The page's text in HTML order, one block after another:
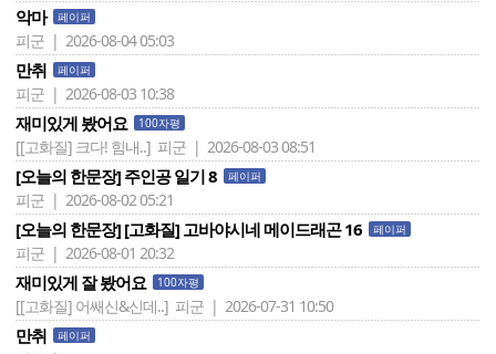
악마 페이퍼
피군 | 2026-08-04 05:03
만취 페이퍼
피군 | 2026-08-03 10:38
재미있게 봤어요 100자평
[[고화질] 크다! 힘내..] 피군 | 2026-08-03 08:51
[오늘의 한문장] 주인공 일기 8 페이퍼
피군 | 2026-08-02 05:21
[오늘의 한문장] [고화질] 고바야시네 메이드래곤 16 페이퍼
피군 | 2026-08-01 20:32
재미있게 잘 봤어요 100자평
[[고화질] 어쌔신&신데..] 피군 | 2026-07-31 10:50
만취 페이퍼